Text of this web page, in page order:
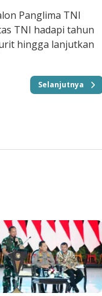
Panglima TNI
TNI hadapi tahun
hingga lanjutkan
Selanjutnya